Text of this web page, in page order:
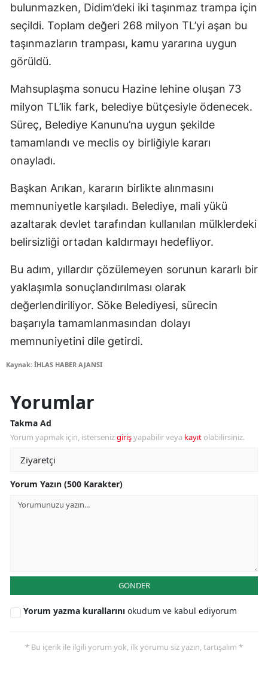
bulunmazken, Didim’deki iki taşınmaz trampa için
seçildi. Toplam değeri 268 milyon TL’yi aşan bu
taşınmazların trampası, kamu yararına uygun
görüldü.
Mahsuplaşma sonucu Hazine lehine oluşan 73
milyon TL’lik fark, belediye bütçesiyle ödenecek.
Süreç, Belediye Kanunu’na uygun şekilde
tamamlandı ve meclis oy birliğiyle kararı
onayladı.
Başkan Arıkan, kararın birlikte alınmasını
memnuniyetle karşıladı. Belediye, mali yükü
azaltarak devlet tarafından kullanılan mülklerdeki
belirsizliği ortadan kaldırmayı hedefliyor.
Bu adım, yıllardır çözülemeyen sorunun kararlı bir
yaklaşımla sonuçlandırılması olarak
değerlendiriliyor. Söke Belediyesi, sürecin
başarıyla tamamlanmasından dolayı
memnuniyetini dile getirdi.
Kaynak: İHLAS HABER AJANSI
Yorumlar
Takma Ad
Yorum yapmak için, istersenizgirişyapabilir veya kayıt olabilirsiniz.
Yorum Yazın (500 Karakter)
GÖNDER
Yorum yazma kurallarını okudum ve kabul ediyorum
* Bu içerik ile ilgili yorum yok, ilk yorumu siz yazın, tartışalım *